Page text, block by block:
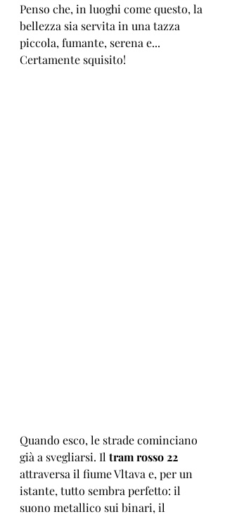
Penso che, in luoghi come questo, la
bellezza sia servita in una tazza
piccola, fumante, serena e...
Certamente squisito!
Quando esco, le strade cominciano
già a svegliarsi. Il tram rosso 22
attraversa il fiume Vltava e, per un
istante, tutto sembra perfetto: il
suono metallico sui binari, il